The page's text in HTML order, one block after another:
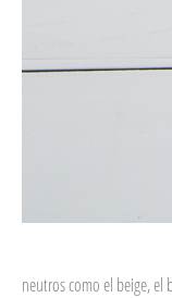
neutros como el beige, el